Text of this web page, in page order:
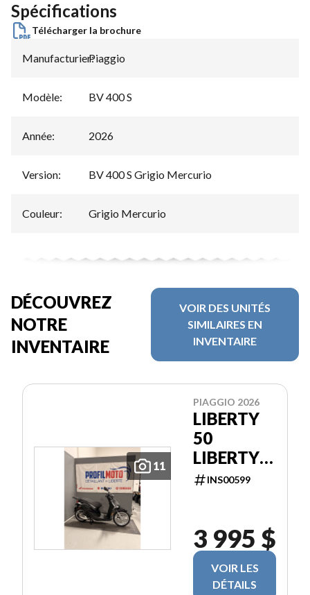
Spécifications
Télécharger la brochure
Manufacturier:
Piaggio
Modèle: BV 400 S
Année: 2026
Version: BV 400 S Grigio Mercurio
Couleur: Grigio Mercurio
DÉCOUVREZ
NOTRE
INVENTAIRE
VOIR DES UNITÉS
SIMILAIRES EN
INVENTAIRE
11
PIAGGIO 2026
LIBERTY
50
LIBERTY
50INS00599
3 995 $
VOIR LES
DÉTAILS